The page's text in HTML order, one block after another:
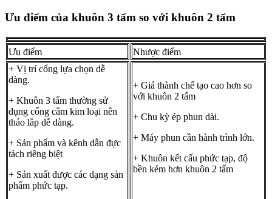
Ưu điểm của khuôn 3 tấm so với khuôn 2 tấm
Ưu điểm
Nhược điểm
+ Vị trí cổng lựa chọn dễ
dàng.
+ Khuôn 3 tấm thường sử
dụng cổng cắm kim loại nên
tháo lắp dễ dàng.
+ Sản phẩm và kênh dẫn đực
tách riêng biệt
+ Sản xuất được các dạng sản
phẩm phức tạp.
+ Giá thành chế tạo cao hơn so
với khuôn 2 tấm
+ Chu kỳ ép phun dài.
+ Máy phun cần hành trình lớn.
+ Khuôn kết cấu phức tạp, độ
bền kém hơn khuôn 2 tấm